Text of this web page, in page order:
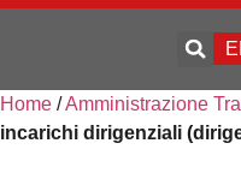
Home /Amministrazione
incarichi dirigenziali